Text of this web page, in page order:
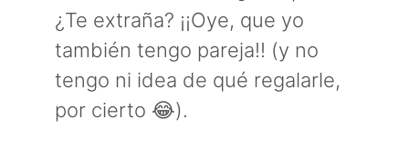
¿Te extraña? ¡¡Oye, que yo
también tengo pareja!! (y no
tengo ni idea de qué regalarle,
por cierto 😂).